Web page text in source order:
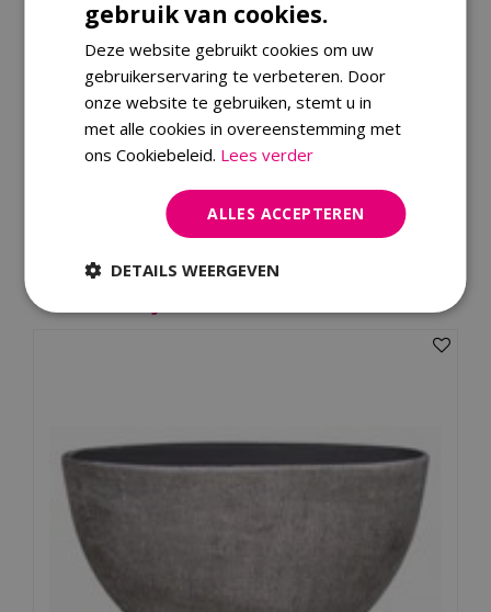
bijzettafeltjes.
Specificaties
EAN code
8714763312356
Merk
Van der Leeden Mandwerk
Dit product kopen
gebruik van cookies.
Deze website gebruikt cookies om uw
gebruikerservaring te verbeteren. Door
onze website te gebruiken, stemt u in
met alle cookies in overeenstemming met
ons Cookiebeleid. Lees verder
ALLES ACCEPTEREN
DETAILS WEERGEVEN